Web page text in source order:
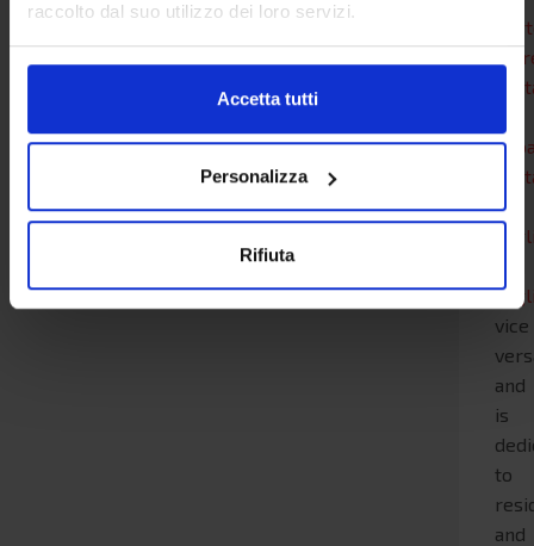
raccolto dal suo utilizzo dei loro servizi.
Accetta tutti
Personalizza
Rifiuta
-
vice
and
is
to
and